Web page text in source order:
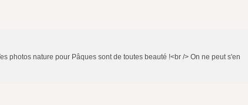
photos nature pour Pâques sont de toutes beauté !<br /> On ne peut s'en